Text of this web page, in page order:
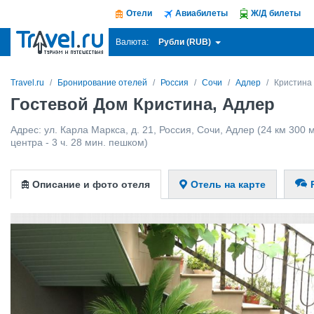
Отели Авиабилеты Ж/Д билеты
Валюта: Рубли (RUB)
Travel.ru Бронирование отелей Россия Сочи Адлер Кристина
Гостевой Дом Кристина, Адлер
Адрес: ул. Карла Маркса, д. 21 Россия Сочи Адлер (24 км 300
центра - 3 ч. 28 мин. пешком)
Описание и фото отеля Отель на карте